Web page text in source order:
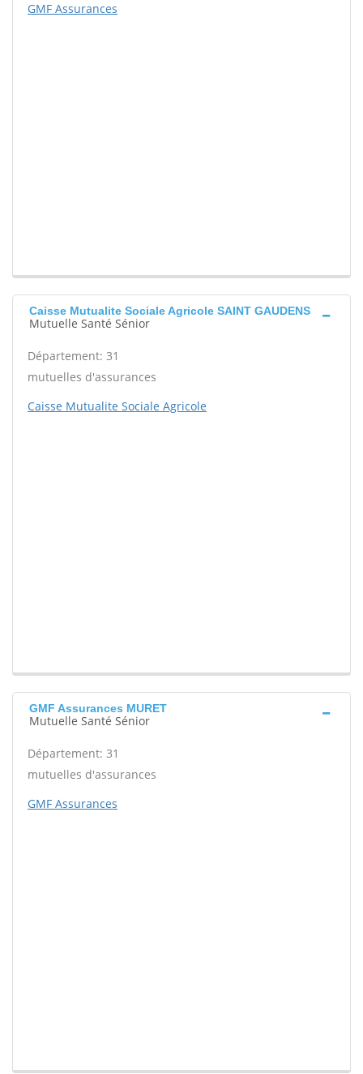
GMF Assurances
Caisse Mutualite Sociale Agricole SAINT GAUDENS
Mutuelle Santé Sénior
Département: 31
mutuelles d'assurances
Caisse Mutualite Sociale Agricole
GMF Assurances MURET
Mutuelle Santé Sénior
Département: 31
mutuelles d'assurances
GMF Assurances